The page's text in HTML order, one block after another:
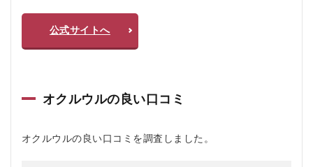
2.1
箱に
利用
しや
2.2
公式サイトへ
オクルウルの良い口コミ
オクルウルの良い口コミを調査しました。